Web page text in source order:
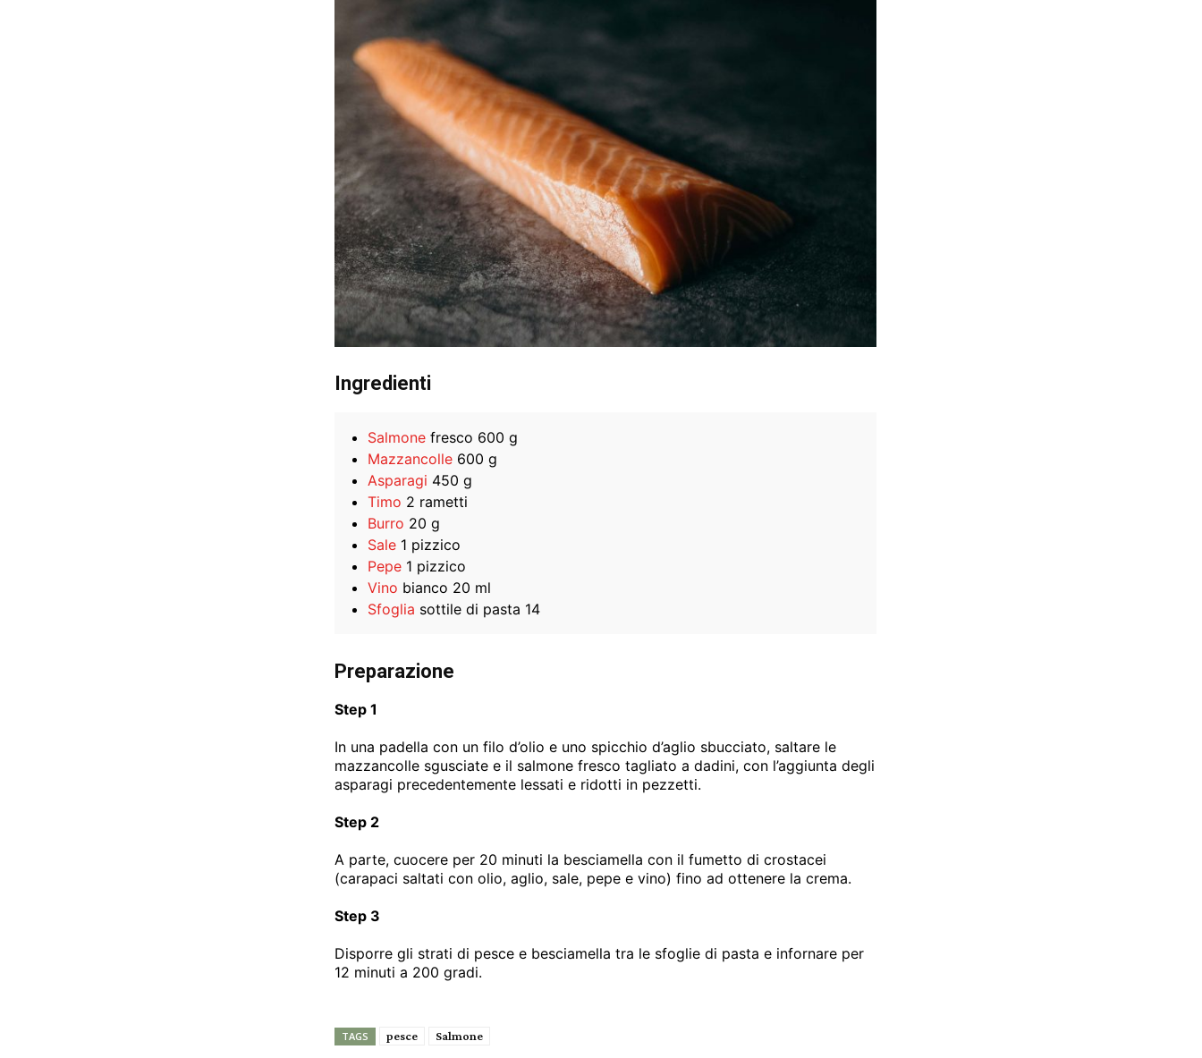
Ingredienti
Salmone fresco 600 g
Mazzancolle 600 g
Asparagi 450 g
Timo 2 rametti
Burro 20 g
Sale 1 pizzico
Pepe 1 pizzico
Vino bianco 20 ml
Sfoglia sottile di pasta 14
Preparazione
Step 1
In una padella con un filo d’olio e uno spicchio d’aglio sbucciato, saltare le
mazzancolle sgusciate e il salmone fresco tagliato a dadini, con l’aggiunta degli
asparagi precedentemente lessati e ridotti in pezzetti.
Step 2
A parte, cuocere per 20 minuti la besciamella con il fumetto di crostacei
(carapaci saltati con olio, aglio, sale, pepe e vino) fino ad ottenere la crema.
Step 3
Disporre gli strati di pesce e besciamella tra le sfoglie di pasta e infornare per
12 minuti a 200 gradi.
TAGS pesce Salmone